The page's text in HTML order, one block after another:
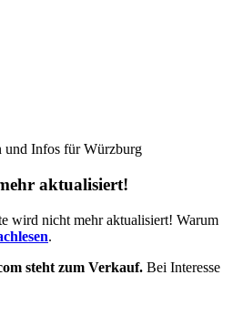
und Infos für Würzburg
aktualisiert!
wird nicht mehr aktualisiert! Warum
.
steht zum Verkauf. Bei Interesse